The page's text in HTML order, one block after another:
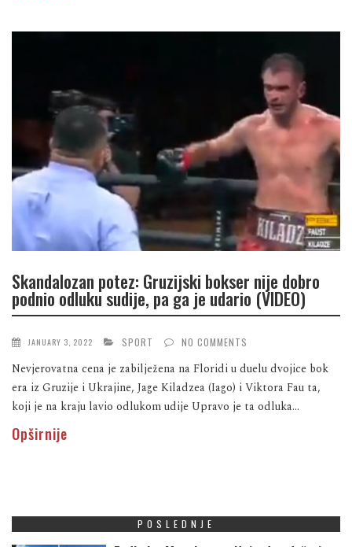
Skandalozan potez: Gruzijski bokser nije dobro
podnio odluku sudije, pa ga je udario (VIDEO)
JANUARY 3, 2022 SPORT NO COMMENTS
Nevjerovatna cena je zabilježena na Floridi u duelu dvojice bok
era iz Gruzije i Ukrajine, Jage Kiladzea (Iago) i Viktora Fau ta,
koji je na kraju lavio odlukom udije Upravo je ta odluka...
Opširnije
POSLEDNJE